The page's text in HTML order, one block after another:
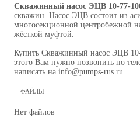
Скважинный насос ЭЦВ 10-77-
скважин. Насос ЭЦВ состоит из
многосекционной центробежной
жёсткой муфтой.
Купить Скважинный насос ЭЦВ
этого Вам нужно позвонить по
написать на info@pumps-rus.ru
ФАЙЛЫ
Нет файлов